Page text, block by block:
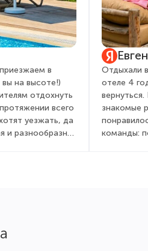
в
на высоте!)
отдохнуть
всего
уезжать, да
и разнообразная
Отдыхали
отеле 4
знакомые
команды: